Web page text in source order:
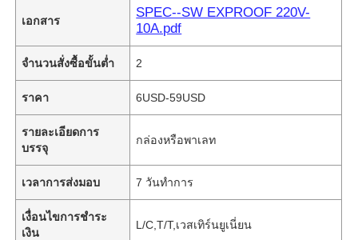
เอกสาร
SPEC--SW EXPROOF 220V-
10A.pdf
จำนวนสั่งซื้อขั้นต่ำ 2
ราคา 6USD-59USD
รายละเอียดการ
บรรจุ
กล่องหรือพาเลท
เวลาการส่งมอบ 7 วันทำการ
เงื่อนไขการชำระ
เงิน
L/C,T/T,เวสเทิร์นยูเนี่ยน